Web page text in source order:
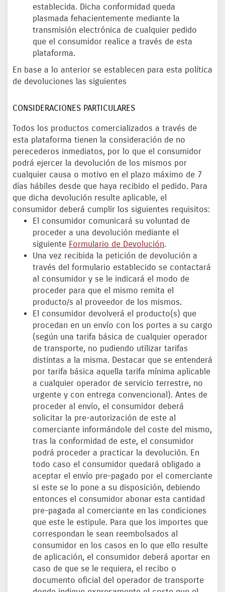
establecida. Dicha conformidad queda
plasmada fehacientemente mediante la
transmisión electrónica de cualquier pedido
que el consumidor realice a través de esta
plataforma.
En base a lo anterior se establecen para esta política
de devoluciones las siguientes
CONSIDERACIONES PARTICULARES
Todos los productos comercializados a través de
esta plataforma tienen la consideración de no
perecederos inmediatos, por lo que el consumidor
podrá ejercer la devolución de los mismos por
cualquier causa o motivo en el plazo máximo de 7
días hábiles desde que haya recibido el pedido. Para
que dicha devolución resulte aplicable, el
consumidor deberá cumplir los siguientes requisitos:
El consumidor comunicará su voluntad de
proceder a una devolución mediante el
siguiente Formulario de Devolución.
Una vez recibida la petición de devolución a
través del formulario establecido se contactará
al consumidor y se le indicará el modo de
proceder para que el mismo remita el
producto/s al proveedor de los mismos.
El consumidor devolverá el producto(s) que
procedan en un envío con los portes a su cargo
(según una tarifa básica de cualquier operador
de transporte, no pudiendo utilizar tarifas
distintas a la misma. Destacar que se entenderá
por tarifa básica aquella tarifa mínima aplicable
a cualquier operador de servicio terrestre, no
urgente y con entrega convencional). Antes de
proceder al envío, el consumidor deberá
solicitar la pre-autorización de este al
comerciante informándole del coste del mismo,
tras la conformidad de este, el consumidor
podrá proceder a practicar la devolución. En
todo caso el consumidor quedará obligado a
aceptar el envío pre-pagado por el comerciante
si este se lo pone a su disposición, debiendo
entonces el consumidor abonar esta cantidad
pre-pagada al comerciante en las condiciones
que este le estipule. Para que los importes que
correspondan le sean reembolsados al
consumidor en los casos en lo que ello resulte
de aplicación, el consumidor deberá aportar en
caso de que se le requiera, el recibo o
documento oficial del operador de transporte